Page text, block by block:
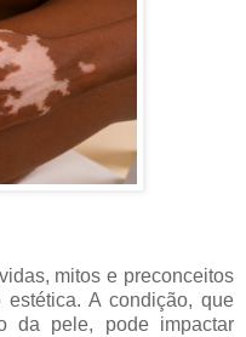
mitos e preconceitos
A condição, que
da pele, pode impactar